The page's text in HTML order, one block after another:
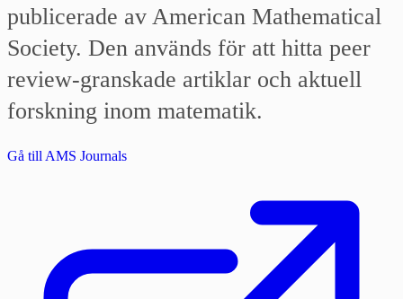
publicerade av American Mathematical
Society. Den används för att hitta peer
review‑granskade artiklar och aktuell
forskning inom matematik.
Gå till AMS Journals